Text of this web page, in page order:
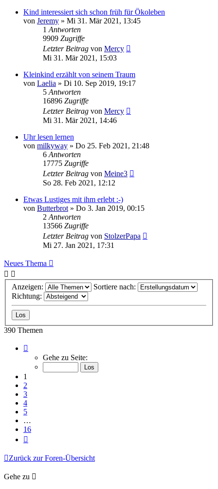
Kind interessiert sich schon früh für Ökoleben
von Jeremy » Mi 31. Mär 2021, 13:45
1 Antworten
9909 Zugriffe
Letzter Beitrag von Mercy
Mi 31. Mär 2021, 15:03
Kleinkind erzählt von seinem Traum
von Laelia » Di 10. Sep 2019, 19:17
5 Antworten
16896 Zugriffe
Letzter Beitrag von Mercy
Mi 31. Mär 2021, 14:46
Uhr lesen lernen
von milkyway » Do 25. Feb 2021, 21:48
6 Antworten
17775 Zugriffe
Letzter Beitrag von Meine3
So 28. Feb 2021, 12:12
Etwas Lustiges mit ihm erlebt :-)
von Butterbrot » Do 3. Jan 2019, 00:15
2 Antworten
13566 Zugriffe
Letzter Beitrag von StolzerPapa
Mi 27. Jan 2021, 17:31
Neues Thema
Anzeigen:
Sortiere nach:
Richtung:
390 Themen
von
Gehe zu Seite:
1
2
3
4
5
…
16
Zurück zur Foren-Übersicht
Gehe zu